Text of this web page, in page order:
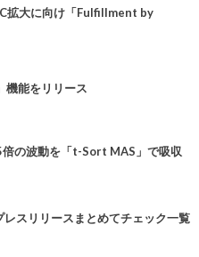
拡大に向け「Fulfillment by
機能をリリース
の波動を「t-Sort MAS」で吸収
レスリリースまとめてチェック一覧